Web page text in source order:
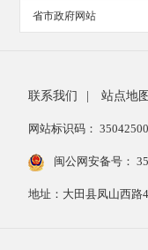
省市政府网站
联系我们 站点地图
网站标识码：
闽公网安备号：
地址：大田县凤山西路